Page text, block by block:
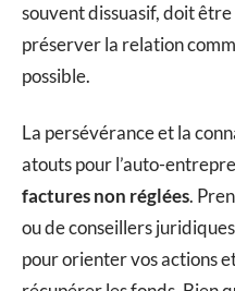
souvent dissuasif, doit
préserver la relation
possible.
La persévérance et la
atouts pour l’auto-
factures non réglées.
ou de conseillers
pour orienter vos actions